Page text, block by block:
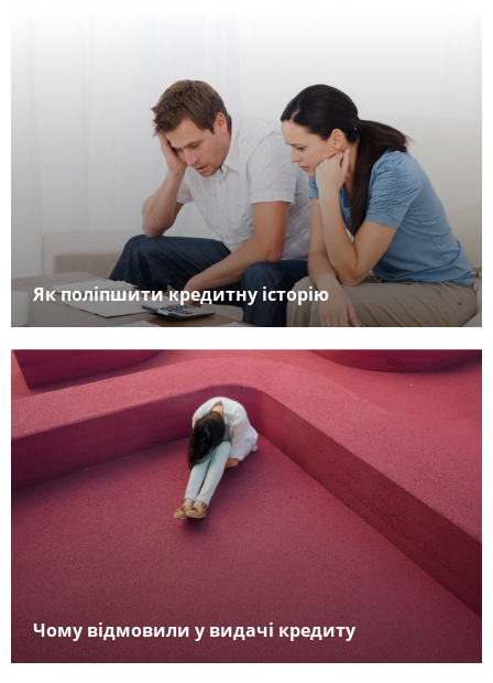
Як поліпшити кредитну історію
Чому відмовили у видачі кредиту